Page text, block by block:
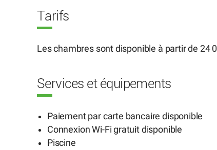
Tarifs
Les chambres sont disponible à partir de 24
Services et équipements
Paiement par carte bancaire disponible
Connexion Wi-Fi gratuit disponible
Piscine